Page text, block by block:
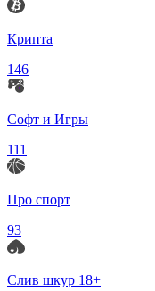
Крипта
146
Софт и Игры
111
Про спорт
93
Слив шкур 18+